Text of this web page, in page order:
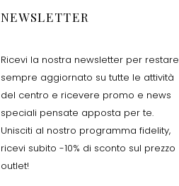
NEWSLETTER
Ricevi la nostra newsletter per restare
sempre aggiornato su tutte le attività
del centro e ricevere promo e news
speciali pensate apposta per te.
Unisciti al nostro programma fidelity,
ricevi subito -10% di sconto sul prezzo
outlet!